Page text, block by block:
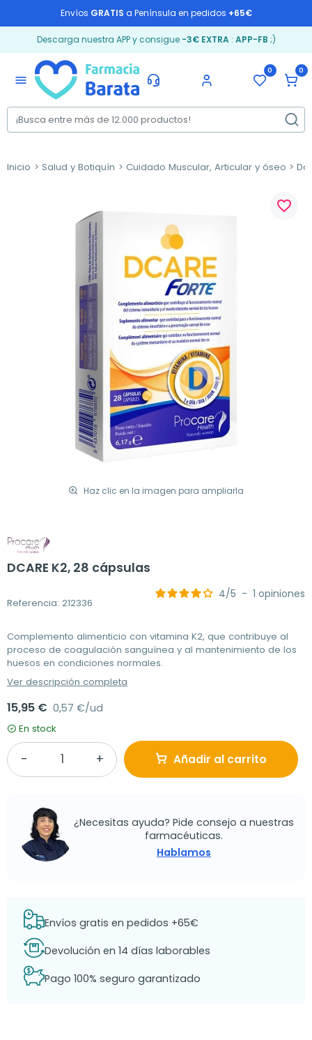
Envíos GRATIS a Península en pedidos +65€
Descarga nuestra APP y consigue -3€ EXTRA: APP-FB ;)
menu
0 0
Inicio Salud y Botiquín Cuidado Muscular, Articular y óseo
Haz clic en la imagen para ampliarla
favorite_border
DCARE K2, 28 cápsulas
Referencia: 212336
4/5 - 1 opiniones
Complemento alimenticio con vitamina K2, que contribuye al
proceso de coagulación sanguínea y al mantenimiento de los
huesos en condiciones normales.
Ver descripción completa
15,95 € 0,57 €/ud
En stock
Añadir al carrito
¿Necesitas ayuda? Pide consejo a nuestras
farmacéuticas.
Hablamos
Envíos gratis en pedidos +65€
Devolución en 14 días laborables
Pago 100% seguro garantizado